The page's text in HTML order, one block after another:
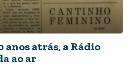
anos atrás, a Rádio
ao ar